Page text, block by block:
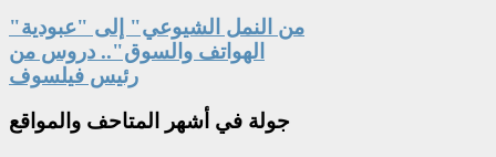
"من النمل الشيوعي" إلى "عبودية
الهواتف والسوق".. دروس من
رئيس فيلسوف
جولة في أشهر المتاحف والمواقع